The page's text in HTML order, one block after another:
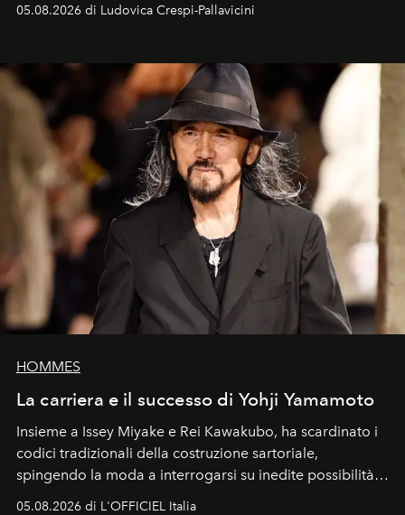
05.08.2026 di Ludovica Crespi-Pallavicini
HOMMES
La carriera e il successo di Yohji Yamamoto
Insieme a Issey Miyake e Rei Kawakubo, ha scardinato i
codici tradizionali della costruzione sartoriale,
spingendo la moda a interrogarsi su inedite possibilità
05.08.2026 di L'OFFICIEL Italia